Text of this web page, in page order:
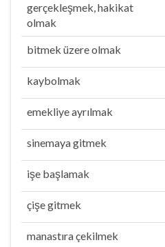
gerçekleşmek, hakikat
olmak
bitmek üzere olmak
kaybolmak
emekliye ayrılmak
sinemaya gitmek
işe başlamak
çişe gitmek
manastıra çekilmek